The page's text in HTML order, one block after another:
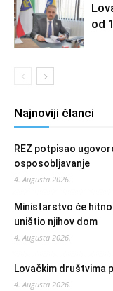
od
Najnoviji članci
REZ potpisao
osposobljavanje
4. Augusta 2026.
Ministarstvo će
uništio njihov dom
4. Augusta 2026.
Lovačkim društvima
4. Augusta 2026.